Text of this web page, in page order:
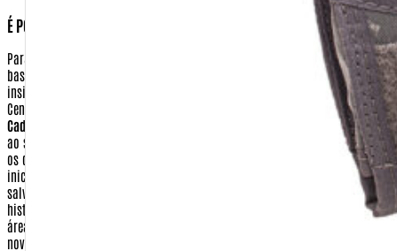
É POSSÍVEL APAGAR OU ALTERAR ESSAS INFORMAÇÕES?
Para ter acesso aos seus dados ou realizar a alteração em seu cadastro,
basta clicar no ícone 'Meu Cadastro', localizado no topo da tela. Depois
insira sua identificação e sua senha. Você será remetido para o menu da
Central de Cliente. Nesta tela você terá as seguintes opções:
Dados
Cadastrais:
Nesta opção você pode alterar todas as informações referentes
ao seu cadastro pessoal (identificação, senha, e-mail e preferências). Altere
os que julgar necessário e clique em 'Continuar'. Você voltará para a tela
inicial da área 'Meu Cadastro'. Suas alterações estarão automaticamente
salvas.
você poderá saber sobre o andamento e o
histórico de seus pedidos.
você poderá selecionar as
áreas de seu interesse para receber, semanalmente, um E-mail com todas as
novidades da Warfare.com.br. Escolha os assuntos referentes ao qual você